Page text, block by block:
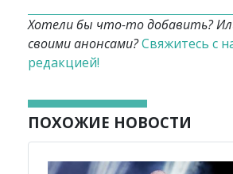
Хотели бы что-то добавить?
своими анонсами?Свяжитесь с
редакцией!
ПОХОЖИЕ НОВОСТИ